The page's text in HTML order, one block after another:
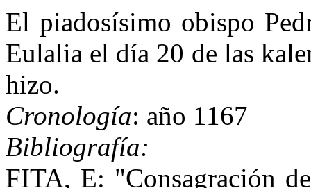
El piadosísimo obispo
Eulalia el día 20 de las
hizo.
Cronología: año 1167
Bibliografía:
FITA, E: "Consagración